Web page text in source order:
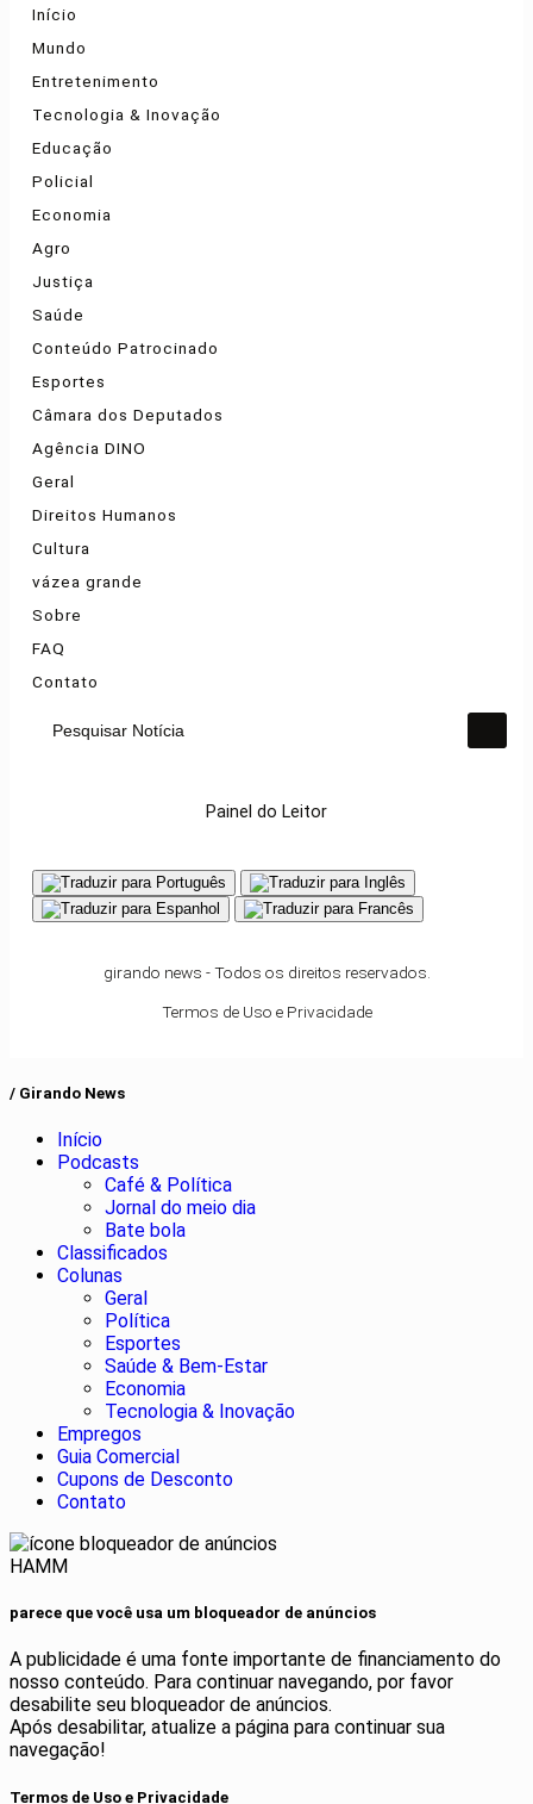
Início
Mundo
Entretenimento
Tecnologia & Inovação
Educação
Policial
Economia
Agro
Justiça
Saúde
Conteúdo Patrocinado
Esportes
Câmara dos Deputados
Agência DINO
Geral
Direitos Humanos
Cultura
vázea grande
Sobre
FAQ
Contato
Pesquisar Notícia
Painel do Leitor
girando news - Todos os direitos reservados.
Termos de Uso e Privacidade
/ Girando News
Início
Podcasts
Café & Política
Jornal do meio dia
Bate bola
Classificados
Colunas
Geral
Política
Esportes
Saúde & Bem-Estar
Economia
Tecnologia & Inovação
Empregos
Guia Comercial
Cupons de Desconto
Contato
HAMM
parece que você usa um bloqueador de anúncios
A publicidade é uma fonte importante de financiamento do
nosso conteúdo. Para continuar navegando, por favor
desabilite seu bloqueador de anúncios.
Após desabilitar, atualize a página para continuar sua
navegação!
Termos de Uso e Privacidade